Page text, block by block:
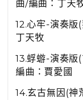
曲/編曲：丁天
12.心牢-演奏版(
丁天牧
13.蜉蝣-演奏版(
編曲：賈愛國
14.玄古無因(神